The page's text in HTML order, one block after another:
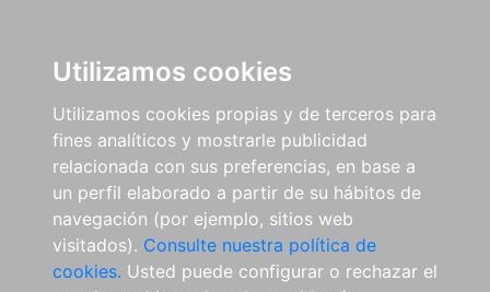
Utilizamos cookies
Utilizamos cookies propias y de terceros para
fines analíticos y mostrarle publicidad
relacionada con sus preferencias, en base a
un perfil elaborado a partir de su hábitos de
navegación (por ejemplo, sitios web
visitados). Consulte nuestra política de
cookies. Usted puede configurar o rechazar el